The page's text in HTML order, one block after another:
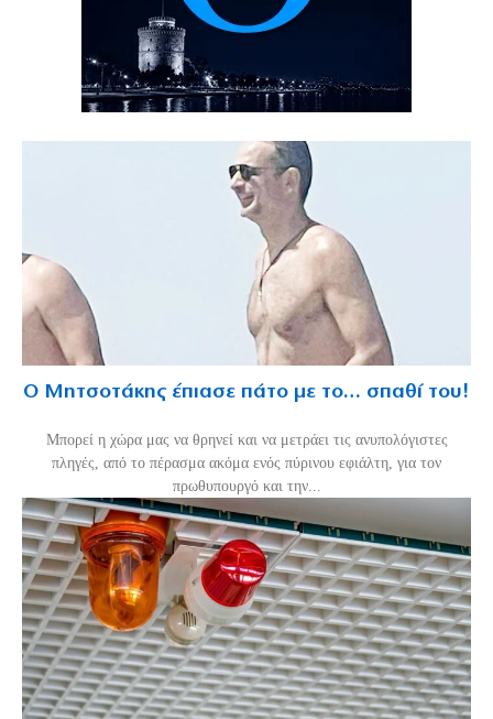
Ο Μητσοτάκης έπιασε πάτο με το… σπαθί του!
Mπορεί η χώρα μας να θρηνεί και να μετράει τις ανυπολόγιστες
πληγές, από το πέρασμα ακόμα ενός πύρινου εφιάλτη, για τον
πρωθυπουργό και την...